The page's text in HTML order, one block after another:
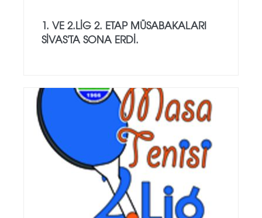
1. VE 2.LİG 2. ETAP MÜSABAKALARI
SİVAS'TA SONA ERDİ.